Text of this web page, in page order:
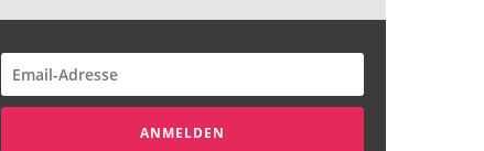
ANMELDEN